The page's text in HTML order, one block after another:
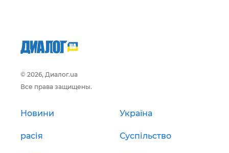
© 2026, Диалог.ua
Все права защищены.
Новини Україна
расія Суспільство